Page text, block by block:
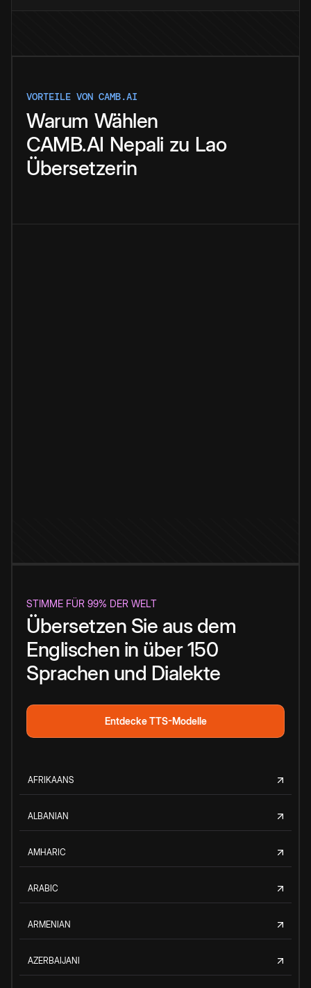
VORTEILE VON CAMB.AI
Warum Wählen
CAMB.AI Nepali zu Lao
Übersetzerin
STIMME FÜR 99% DER WELT
Übersetzen Sie aus dem
Englischen in über 150
Sprachen und Dialekte
Entdecke TTS-Modelle
AFRIKAANS
ALBANIAN
AMHARIC
ARABIC
ARMENIAN
AZERBAIJANI